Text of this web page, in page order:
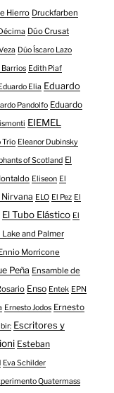
Hierro Druckfarben
Dúo Crusat
Dúo Íscaro Lazo
Barrios Edith Piaf
Elia Eduardo
Pandolfo Eduardo
EIEMEL
Trío Eleanor Dubinsky
of Scotland El
Eliseon El
Nirvana ELO El Pez El
El Tubo Elástico El
Lake and Palmer
Morricone
Peña Ensamble de
Enso Entek EPN
Ernesto Jodos Ernesto
Escritores y
Esteban
Eva Schilder
Quatermass